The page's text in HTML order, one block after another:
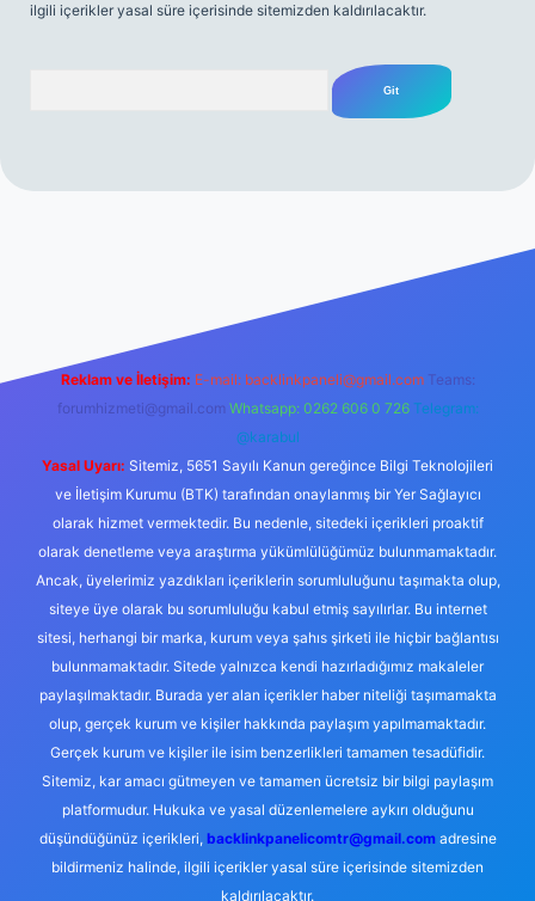
ilgili içerikler yasal süre içerisinde sitemizden kaldırılacaktır.
Reklam ve İletişim: E-mail: backlinkpaneli@gmail.com Teams:
forumhizmeti@gmail.com Whatsapp: 0262 606 0 726 Telegram:
@karabul
Yasal Uyarı: Sitemiz, 5651 Sayılı Kanun gereğince Bilgi Teknolojileri
ve İletişim Kurumu (BTK) tarafından onaylanmış bir Yer Sağlayıcı
olarak hizmet vermektedir. Bu nedenle, sitedeki içerikleri proaktif
olarak denetleme veya araştırma yükümlülüğümüz bulunmamaktadır.
Ancak, üyelerimiz yazdıkları içeriklerin sorumluluğunu taşımakta olup,
siteye üye olarak bu sorumluluğu kabul etmiş sayılırlar. Bu internet
sitesi, herhangi bir marka, kurum veya şahıs şirketi ile hiçbir bağlantısı
bulunmamaktadır. Sitede yalnızca kendi hazırladığımız makaleler
paylaşılmaktadır. Burada yer alan içerikler haber niteliği taşımamakta
olup, gerçek kurum ve kişiler hakkında paylaşım yapılmamaktadır.
Gerçek kurum ve kişiler ile isim benzerlikleri tamamen tesadüfidir.
Sitemiz, kar amacı gütmeyen ve tamamen ücretsiz bir bilgi paylaşım
platformudur. Hukuka ve yasal düzenlemelere aykırı olduğunu
düşündüğünüz içerikleri, backlinkpanelicomtr@gmail.comadresine
bildirmeniz halinde, ilgili içerikler yasal süre içerisinde sitemizden
kaldırılacaktır.